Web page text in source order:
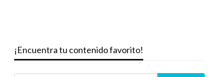
¡Encuentra tu contenido favorito!